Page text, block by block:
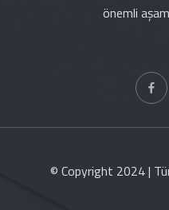
önemli
© Copyright 2024 |